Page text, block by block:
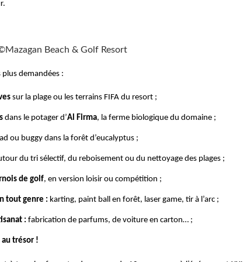
Beach & Golf Resort
plus demandées :
sur la plage ou les terrains FIFA du resort ;
dans le potager d’Al Firma, la ferme biologique du domaine ;
ou buggy dans la forêt d’eucalyptus ;
du tri sélectif, du reboisement ou du nettoyage des plages ;
de golf, en version loisir ou compétition ;
tout genre : karting, paint ball en forêt, laser game, tir à l’arc ;
:fabrication de parfums, de voiture en carton… ;
au trésor !